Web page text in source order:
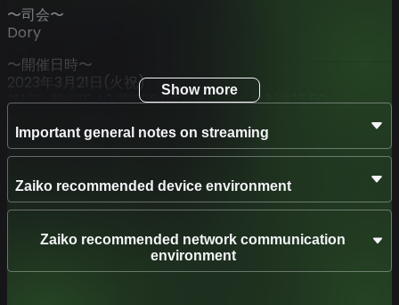
〜司会〜
Dory
〜開催日時〜
2023年3月21日(火祝)
第1部 : 開場15:40 開演16:00 / オンライン配信15:50
〜チケット種類〜
料 ¥135)
- 第2部 会場観覧チケット ¥3,000 (チケット ¥2,865 + 配信
- 第1部 オンライン専用チケット ¥3,000 (チケット ¥2,865 +
- 第2部 オンライン専用チケット ¥3,000 (チケット ¥2,865
Show more
Important general notes on streaming
Zaiko recommended device environment
Zaiko recommended network communication
environment